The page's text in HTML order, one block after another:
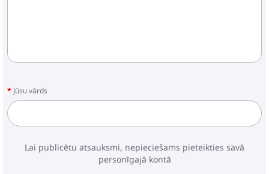
Jūsu vārds
Lai publicētu atsauksmi, nepieciešams pieteikties savā
personīgajā kontā